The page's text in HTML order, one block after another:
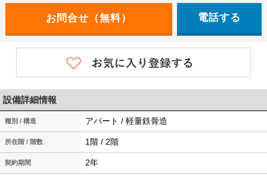
電話する
設備詳細情報
種別 / 構造 アパート / 軽量鉄骨造
所在階 / 階数 1階 / 2階
契約期間 2年